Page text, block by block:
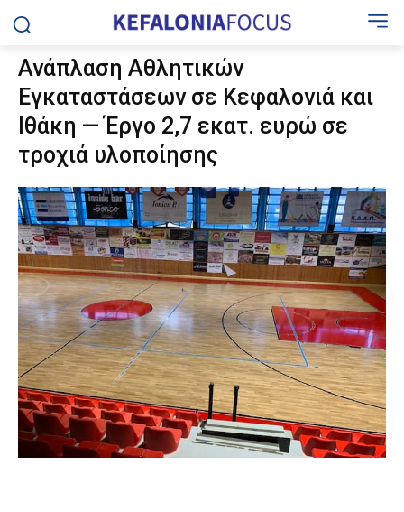
Ανάπλαση Αθλητικών
Εγκαταστάσεων σε Κεφαλονιά και
Ιθάκη — Έργο 2,7 εκατ. ευρώ σε
τροχιά υλοποίησης